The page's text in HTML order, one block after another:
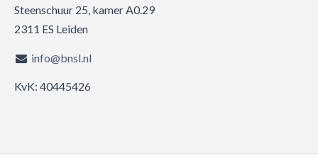
Steenschuur 25, kamer A0.29
2311 ES Leiden
info@bnsl.nl
KvK: 40445426